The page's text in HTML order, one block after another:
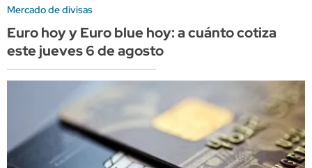
Mercado de divisas
Euro hoy y Euro blue hoy: a cuánto cotiza
este jueves 6 de agosto